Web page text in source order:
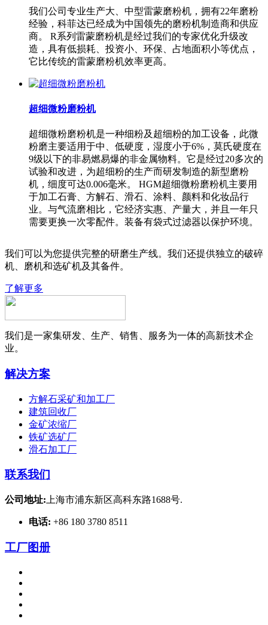
我们公司专业生产大、中型雷蒙磨粉机，拥有22年磨粉
经验，科菲达已经成为中国领先的磨粉机制造商和供应
商。 R系列雷蒙磨粉机是经过我们的专家优化升级改
造，具有低损耗、投资小、环保、占地面积小等优点，
它比传统的雷蒙磨粉机效率更高。
超细微粉磨粉机
超细微粉磨粉机是一种细粉及超细粉的加工设备，此微
粉磨主要适用于中、低硬度，湿度小于6%，莫氏硬度在
9级以下的非易燃易爆的非金属物料。它是经过20多次的
试验和改进，为超细粉的生产而研发制造的新型磨粉
机，细度可达0.006毫米。 HGM超细微粉磨粉机主要用
于加工石膏、方解石、滑石、涂料、颜料和化妆品行
业。与气流磨相比，它经济实惠、产量大，并且一年只
需要更换一次零配件。装备有袋式过滤器以保护环境。
我们可以为您提供完整的研磨生产线。我们还提供独立的破碎
机、磨机和选矿机及其备件。
了解更多
我们是一家集研发、生产、销售、服务为一体的高新技术企
业。
解决方案
方解石采矿和加工厂
建筑回收厂
金矿浓缩厂
铁矿选矿厂
滑石加工厂
联系我们
公司地址: 上海市浦东新区高科东路1688号.
电话: +86 180 3780 8511
工厂图册